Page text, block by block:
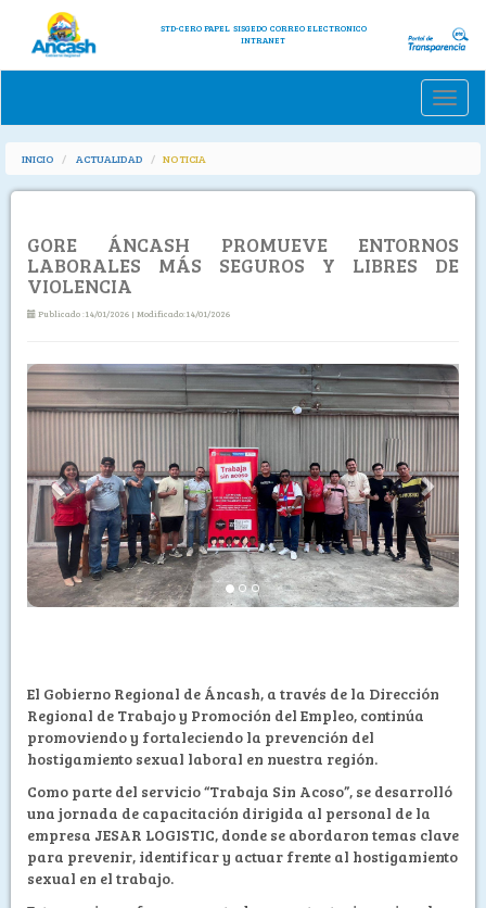
STD-CERO PAPEL SISGEDO CORREO ELECTRONICO
INTRANET
Toggle
INICIO ACTUALIDAD NOTICIA
GORE ÁNCASH PROMUEVE ENTORNOS
LABORALES MÁS SEGUROS Y LIBRES DE
VIOLENCIA
Publicado :14/01/2026 | Modificado:14/01/2026
Previous Next
El Gobierno Regional de Áncash, a través de la Dirección
Regional de Trabajo y Promoción del Empleo, continúa
promoviendo y fortaleciendo la prevención del
hostigamiento sexual laboral en nuestra región.
Como parte del servicio “Trabaja Sin Acoso”, se desarrolló
una jornada de capacitación dirigida al personal de la
empresa JESAR LOGISTIC, donde se abordaron temas clave
para prevenir, identificar y actuar frente al hostigamiento
sexual en el trabajo.